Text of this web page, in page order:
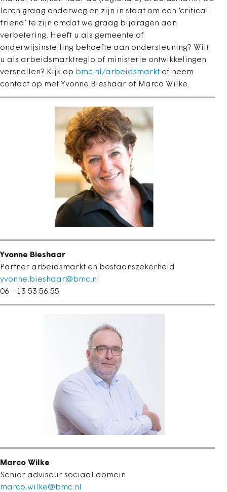
leren graag onderweg en zijn in staat om een ‘critical
friend’ te zijn omdat we graag bijdragen aan
verbetering. Heeft u als gemeente of
onderwijsinstelling behoefte aan ondersteuning? Wilt
u als arbeidsmarktregio of ministerie ontwikkelingen
versnellen? Kijk op bmc.nl/arbeidsmarkt of neem
contact op met Yvonne Bieshaar of Marco Wilke.
Yvonne Bieshaar
Partner arbeidsmarkt en bestaanszekerheid
yvonne.bieshaar@bmc.nl
06 - 13 53 56 55
Marco Wilke
Senior adviseur sociaal domein
marco.wilke@bmc.nl